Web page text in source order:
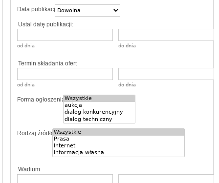
Data publikacji
Ustal datę publikacji:
od dnia do dnia
Termin składania ofert
od dnia do dnia
Forma ogłoszenia
Rodzaj źródła
Wadium